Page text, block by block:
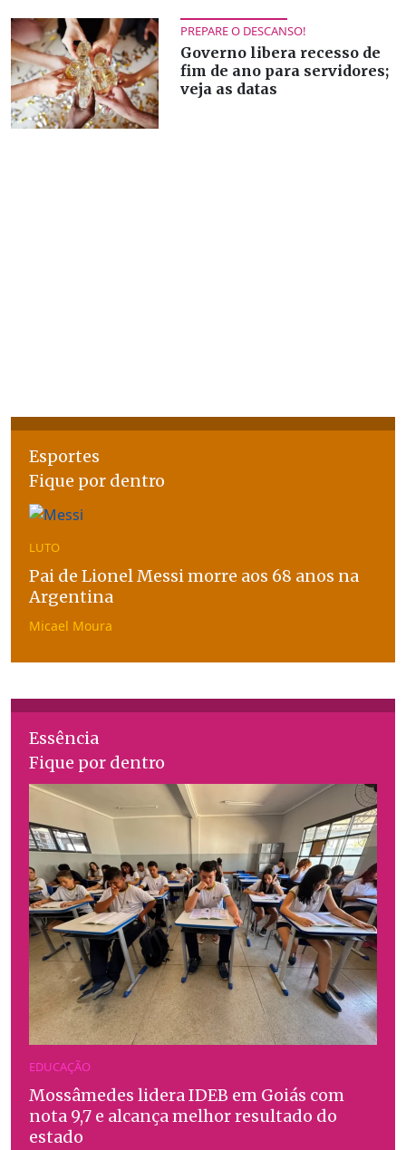
PREPARE O DESCANSO!
Governo libera recesso de
fim de ano para servidores;
veja as datas
Esportes
Fique por dentro
LUTO
Pai de Lionel Messi morre aos 68 anos na
Argentina
Micael Moura
Essência
Fique por dentro
EDUCAÇÃO
Mossâmedes lidera IDEB em Goiás com
nota 9,7 e alcança melhor resultado do
estado